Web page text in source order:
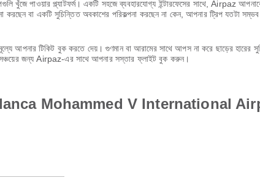
খুঁজে পাওয়ার প্ল্যাটফর্ম। একটি সহজে ব্যবহারযোগ্য ইন্টারফেসের সাথে, Airpaz
করছেন বা একটি সুচিন্তিত অবকাশের পরিকল্পনা করছেন না কেন, আপনার ট্রিপ যতটা
আপনার টিকিট বুক করতে দেয়। গুণমান বা আরামের সাথে আপস না করে ছাড়ের
জন্য Airpaz-এর সাথে আপনার সস্তার ফ্লাইট বুক করুন।
Mohammed V International